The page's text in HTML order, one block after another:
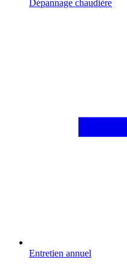
Dépannage chaudière
Entretien annuel